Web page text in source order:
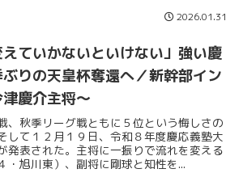
2026.01.31
えていかないといけない」強い慶
りの天皇杯奪還へ／新幹部イン
慶介主将～
、秋季リーグ戦ともに５位という悔しさの
して１２月１９日、令和８年度慶応義塾大
発表された。主将に一振りで流れを変える
・旭川東）、副将に剛球と知性を...